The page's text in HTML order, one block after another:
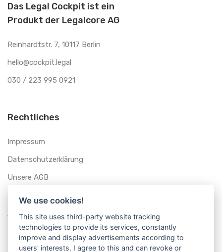
Das Legal Cockpit ist ein
Produkt der Legalcore AG
Reinhardtstr. 7, 10117 Berlin
hello@cockpit.legal
030 / 223 995 0921
Rechtliches
Impressum
Datenschutzerklärung
Unsere AGB
Schnellstart
Kostenlos testen
We use cookies!
This site uses third-party website tracking
technologies to provide its services, constantly
improve and display advertisements according to
users' interests. I agree to this and can revoke or